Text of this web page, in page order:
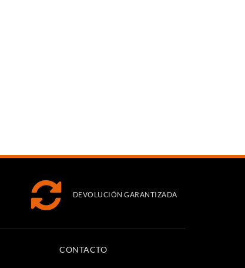
DEVOLUCIÓN GARANTIZADA
CONTACTO